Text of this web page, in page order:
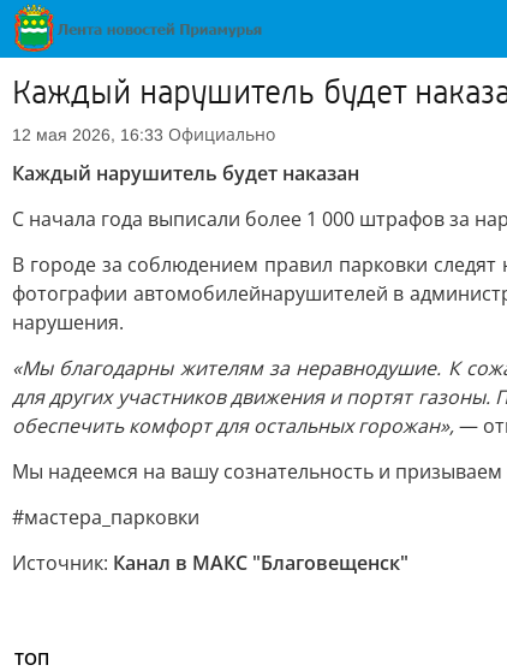
Каждый нарушитель будет
12 мая 2026, 16:33 Официально
Каждый нарушитель будет наказан
С начала года выписали более 1 000 штрафов за
В городе за соблюдением правил парковки
фотографии автомобилейнарушителей в
нарушения.
«Мы благодарны жителям за неравнодушие. К
для других участников движения и портят
обеспечить комфорт для остальных горожан»,—
Мы надеемся на вашу сознательность и
#мастера_парковки
Источник: Канал в МАКС "Благовещенск"
ТОП